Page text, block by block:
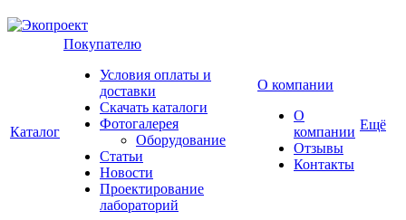
Каталог
Покупателю
Условия оплаты и
доставки
Скачать каталоги
Фотогалерея
Оборудование
Статьи
Новости
Проектирование
лабораторий
О компании
О
компании
Отзывы
Контакты
Ещё